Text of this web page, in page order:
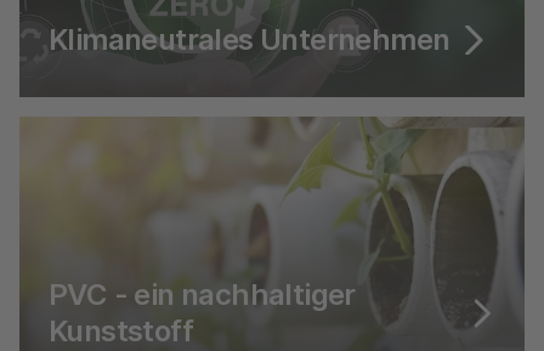
Klimaneutrales Unternehmen
certified by Fokus Zukunft
PVC - ein nachhaltiger
Kunststoff